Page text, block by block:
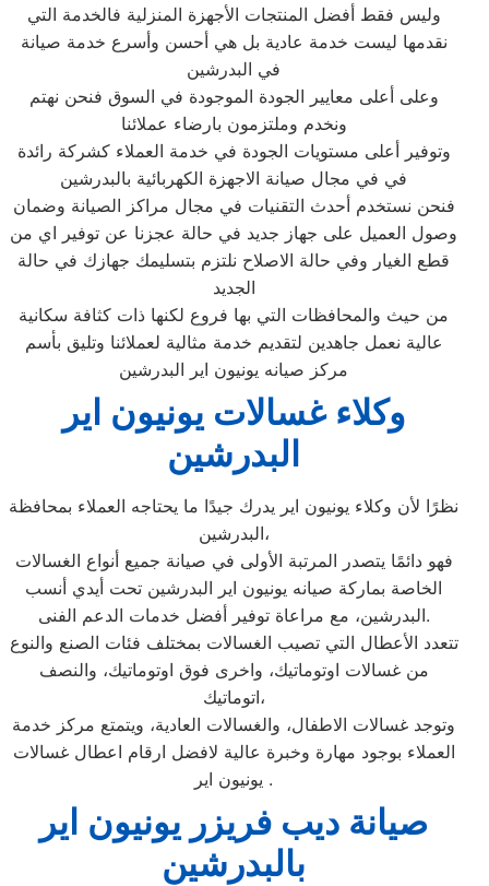
وليس فقط أفضل المنتجات الأجهزة المنزلية فالخدمة التي
نقدمها ليست خدمة عادية بل هي أحسن وأسرع خدمة صيانة
في البدرشين
وعلى أعلى معايير الجودة الموجودة في السوق فنحن نهتم
ونخدم وملتزمون بارضاء عملائنا
وتوفير أعلى مستويات الجودة في خدمة العملاء كشركة رائدة
في في مجال صيانة الاجهزة الكهربائية بالبدرشين
فنحن نستخدم أحدث التقنيات في مجال مراكز الصيانة وضمان
وصول العميل على جهاز جديد في حالة عجزنا عن توفير اي من
قطع الغيار وفي حالة الاصلاح نلتزم بتسليمك جهازك في حالة
الجديد
من حيث والمحافظات التي بها فروع لكنها ذات كثافة سكانية
عالية نعمل جاهدين لتقديم خدمة مثالية لعملائنا وتليق بأسم
مركز صيانه يونيون اير البدرشين
وكلاء غسالات يونيون اير
البدرشين
نظرًا لأن وكلاء يونيون اير يدرك جيدًا ما يحتاجه العملاء بمحافظة
البدرشين،
فهو دائمًا يتصدر المرتبة الأولى في صيانة جميع أنواع الغسالات
الخاصة بماركة صيانه يونيون اير البدرشين تحت أيدي أنسب
البدرشين، مع مراعاة توفير أفضل خدمات الدعم الفنى.
تتعدد الأعطال التي تصيب الغسالات بمختلف فئات الصنع والنوع
من غسالات اوتوماتيك، واخرى فوق اوتوماتيك، والنصف
اتوماتيك،
وتوجد غسالات الاطفال، والغسالات العادية، ويتمتع مركز خدمة
العملاء بوجود مهارة وخبرة عالية لافضل ارقام اعطال غسالات
يونيون اير .
صيانة ديب فريزر يونيون اير
بالبدرشين